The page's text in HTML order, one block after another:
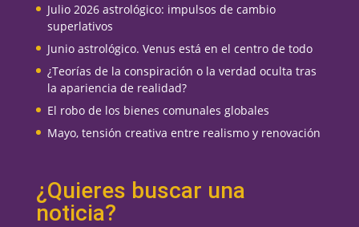
Julio 2026 astrológico: impulsos de cambio
superlativos
Junio astrológico. Venus está en el centro de todo
¿Teorías de la conspiración o la verdad oculta tras
la apariencia de realidad?
El robo de los bienes comunales globales
Mayo, tensión creativa entre realismo y renovación
¿Quieres buscar una
noticia?